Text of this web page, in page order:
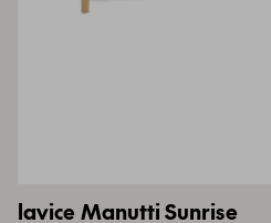
lavice Manutti Sunrise